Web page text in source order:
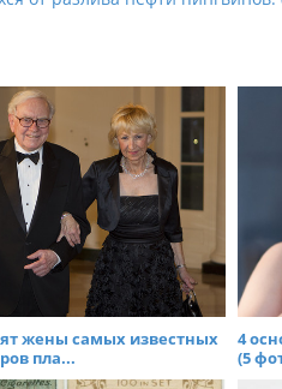
жены самых известных
пла...
4
(5